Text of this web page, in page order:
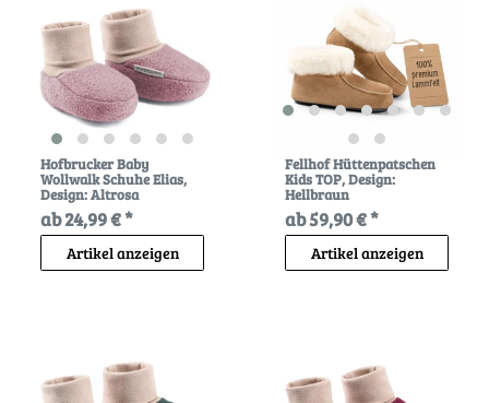
Hofbrucker Baby
Wollwalk Schuhe Elias,
Design: Altrosa
ab 24,99 € *
Artikel anzeigen
Fellhof Hüttenpatschen
Kids TOP, Design:
Hellbraun
ab 59,90 € *
Artikel anzeigen